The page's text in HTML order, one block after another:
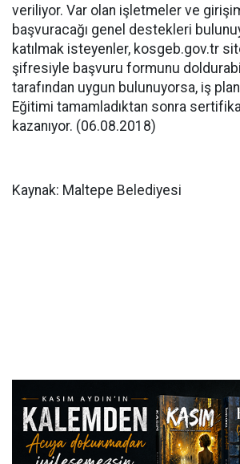
veriliyor. Var olan işletmeler ve
başvuracağı genel destekleri
katılmak isteyenler, kosgeb.gov.tr
şifresiyle başvuru formunu
tarafından uygun bulunuyorsa, iş
Eğitimi tamamladıktan sonra
kazanıyor. (06.08.2018)
Kaynak: Maltepe Belediyesi